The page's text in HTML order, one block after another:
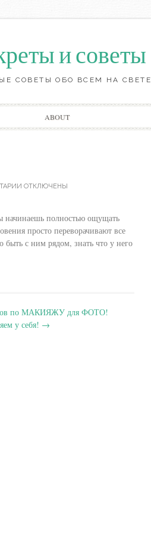
и советы
СОВЕТЫ ОБО ВСЕМ НА СВЕТЕ
Перейти
к
ABOUT
ОТКЛЮЧЕНЫ
начинаешь полностью ощущать
просто переворачивают все
быть с ним рядом, знать что у него
по МАКИЯЖУ для ФОТО!
у себя! →